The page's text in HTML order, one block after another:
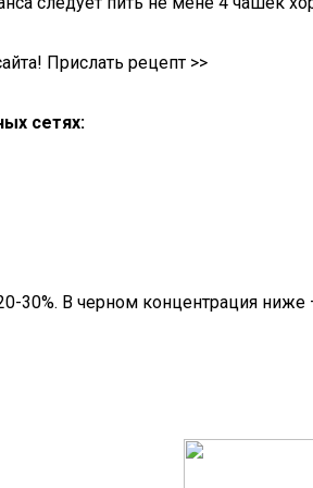
Прислать рецепт >>
сетях:
30%. В черном концентрация